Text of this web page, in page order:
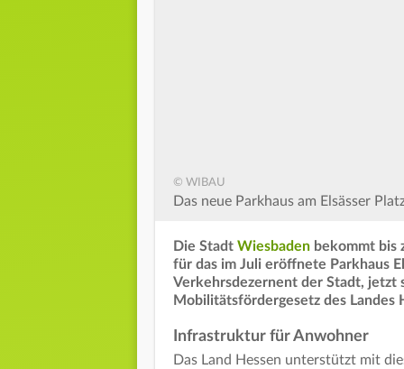
© WIBAU
Das neue Parkhaus am Elsässer
Die Stadt Wiesbaden bekommt bis
für das im Juli eröffnete Parkhaus
Verkehrsdezernent der Stadt, jetzt
Mobilitätsfördergesetz des Landes
Infrastruktur für Anwohner
Das Land Hessen unterstützt mit